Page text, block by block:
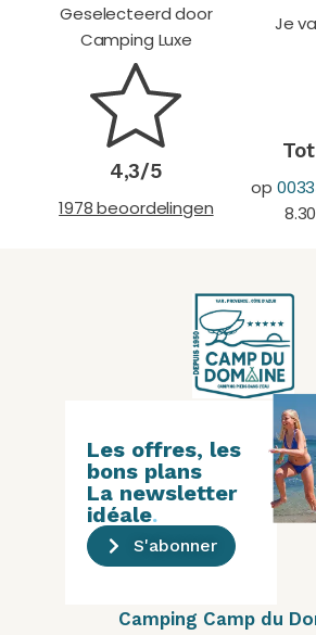
Geselecteerd door
Camping Luxe
Je
4,3/5
1978 beoordelingen
op
Camping Camp du
Les offres, les
bons plans
La newsletter
idéale.
S'abonner